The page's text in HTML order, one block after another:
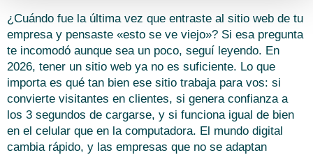
¿Cuándo fue la última vez que entraste al sitio web de tu
empresa y pensaste «esto se ve viejo»? Si esa pregunta
te incomodó aunque sea un poco, seguí leyendo. En
2026, tener un sitio web ya no es suficiente. Lo que
importa es qué tan bien ese sitio trabaja para vos: si
convierte visitantes en clientes, si genera confianza a
los 3 segundos de cargarse, y si funciona igual de bien
en el celular que en la computadora. El mundo digital
cambia rápido, y las empresas que no se adaptan